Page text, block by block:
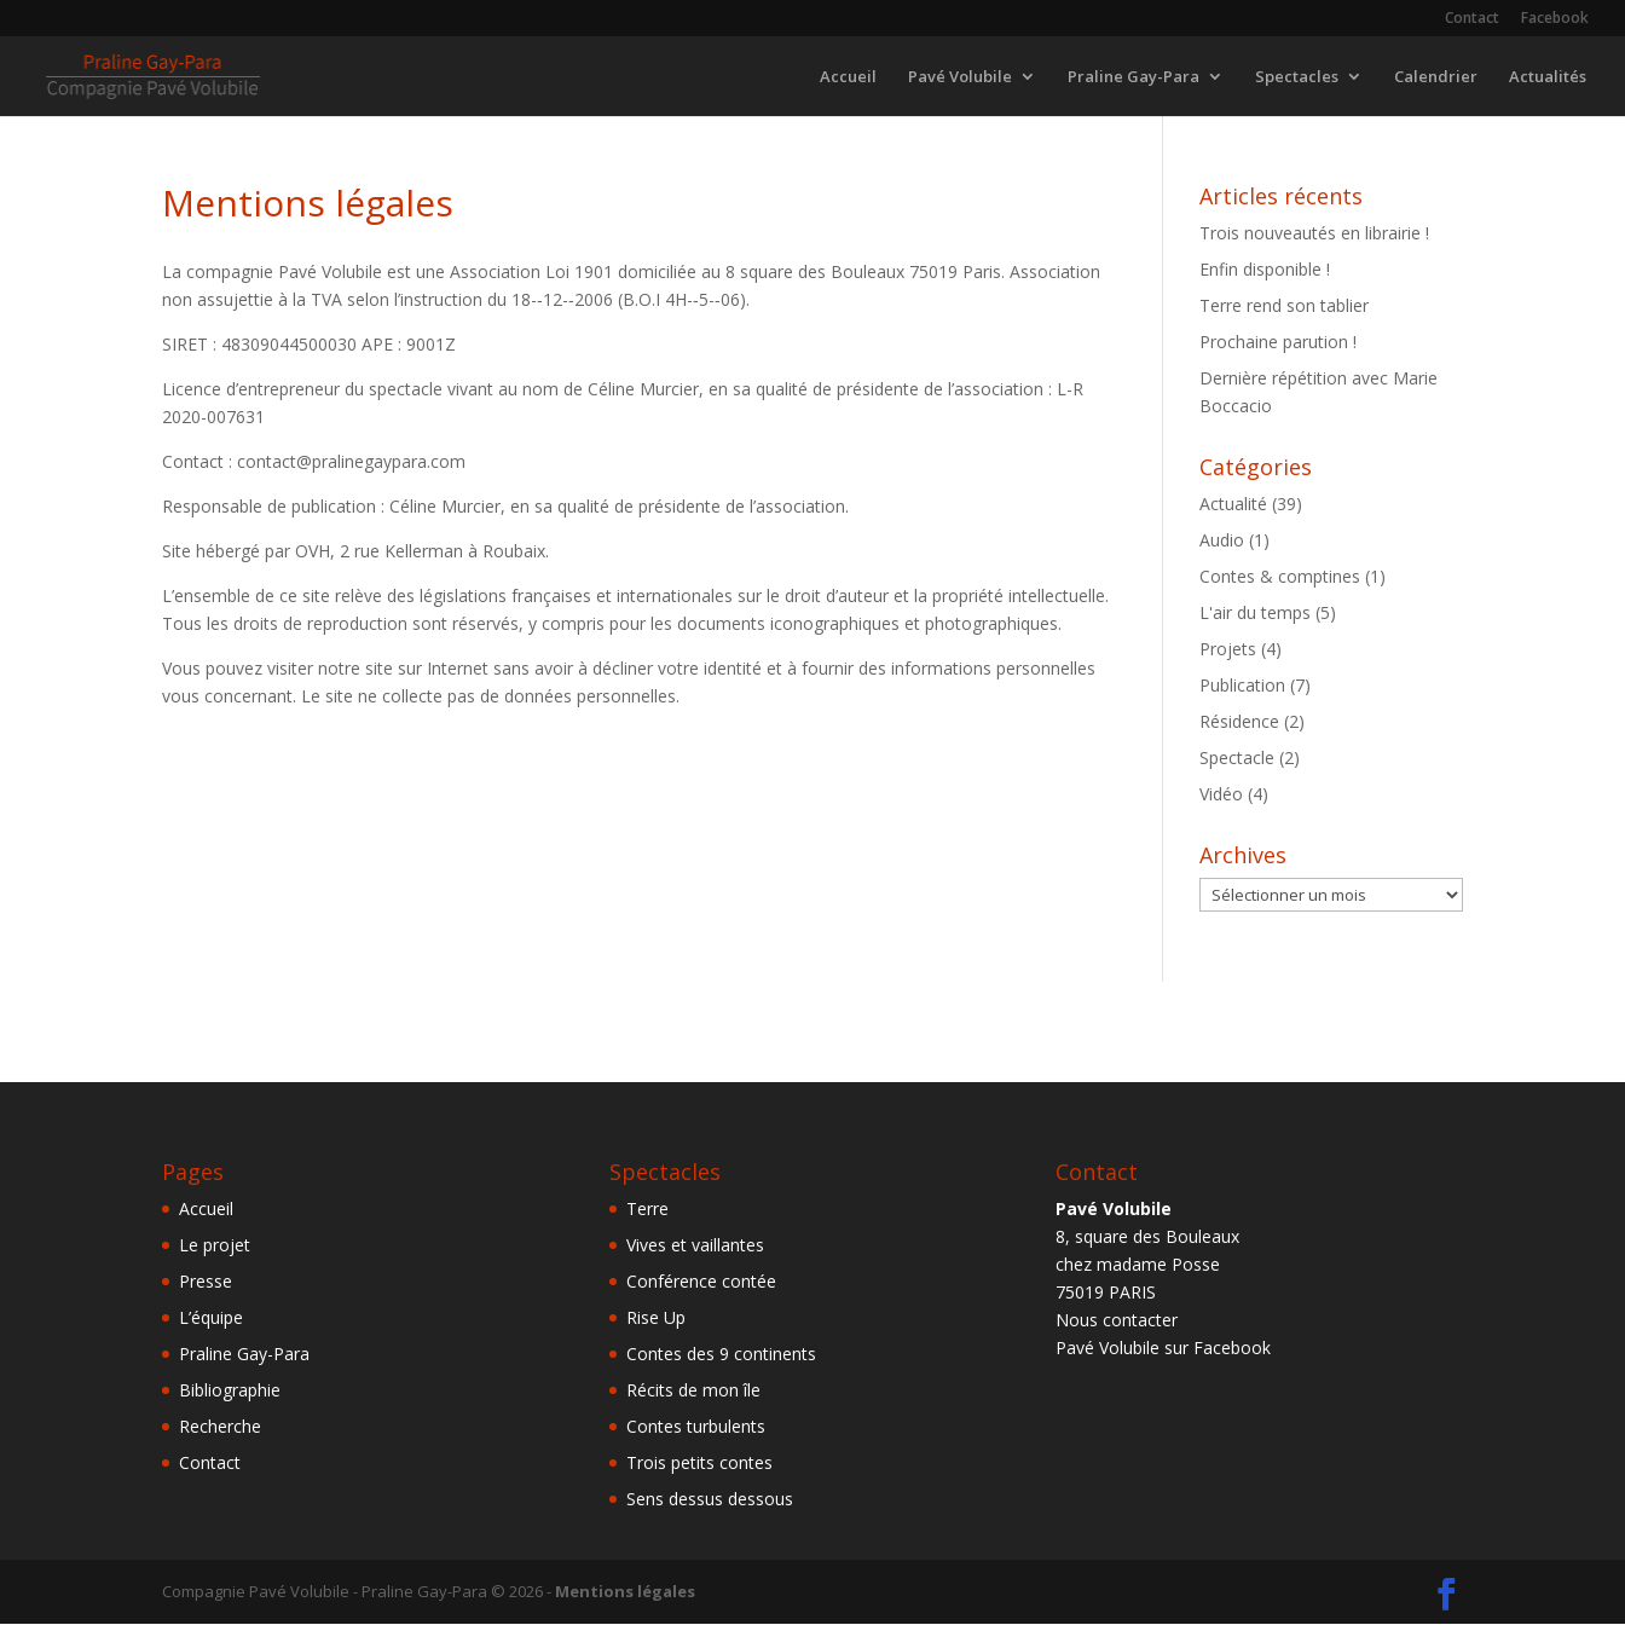
Contact Facebook
Accueil Pavé Volubile Praline Gay-Para Spectacles Calendrier Actualités
Mentions légales
La compagnie Pavé Volubile est une Association Loi 1901 domiciliée au 8 square des Bouleaux 75019 Paris. Association
non assujettie à la TVA selon l’instruction du 18-­‐12-­‐2006 (B.O.I 4H-­‐5-­‐06).
SIRET : 48309044500030 APE : 9001Z
Licence d’entrepreneur du spectacle vivant au nom de Céline Murcier, en sa qualité de présidente de l’association : L-R
2020-007631
Contact : contact@pralinegaypara.com
Responsable de publication : Céline Murcier, en sa qualité de présidente de l’association.
Site hébergé par OVH, 2 rue Kellerman à Roubaix.
L’ensemble de ce site relève des législations françaises et internationales sur le droit d’auteur et la propriété intellectuelle.
Tous les droits de reproduction sont réservés, y compris pour les documents iconographiques et photographiques.
Vous pouvez visiter notre site sur Internet sans avoir à décliner votre identité et à fournir des informations personnelles
vous concernant. Le site ne collecte pas de données personnelles.
Articles récents
Trois nouveautés en librairie !
Enfin disponible !
Terre rend son tablier
Prochaine parution !
Dernière répétition avec Marie
Boccacio
Catégories
Actualité (39)
Audio (1)
Contes & comptines (1)
L'air du temps (5)
Projets (4)
Publication (7)
Résidence (2)
Spectacle (2)
Vidéo (4)
Archives
Archives
Pages
Accueil
Le projet
Presse
L’équipe
Praline Gay-Para
Bibliographie
Recherche
Contact
Spectacles
Terre
Vives et vaillantes
Conférence contée
Rise Up
Contes des 9 continents
Récits de mon île
Contes turbulents
Trois petits contes
Sens dessus dessous
Contact
Pavé Volubile
8, square des Bouleaux
chez madame Posse
75019 PARIS
Nous contacter
Pavé Volubile sur Facebook
Compagnie Pavé Volubile - Praline Gay-Para ©2026- Mentions légales